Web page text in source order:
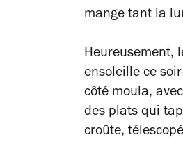
mange tant la
Heureusement,
ensoleille ce
côté moula,
des plats qui
croûte,